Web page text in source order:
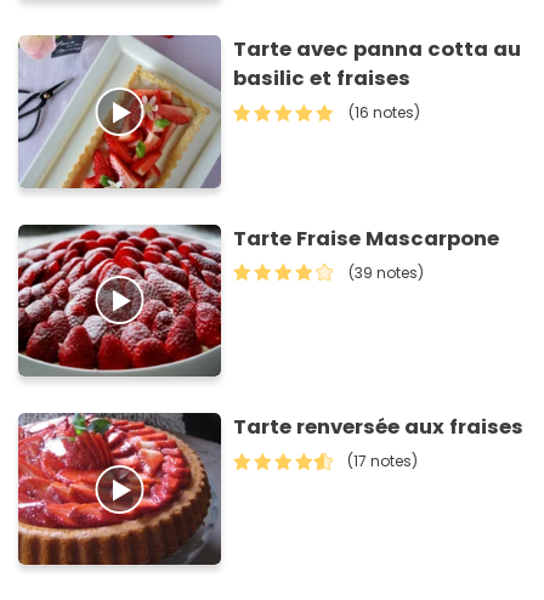
Tarte avec panna cotta au
basilic et fraises
(16 notes)
Tarte Fraise Mascarpone
(39 notes)
Tarte renversée aux fraises
(17 notes)